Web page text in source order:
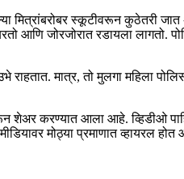
मित्रांबरोबर स्कूटीवरून कुठेतरी
आणि जोरजोरात रडायला लागतो.
मात्र, तो मुलगा महिला
शेअर करण्यात आला आहे. व्हिडीओ
मोठ्या प्रमाणात व्हायरल